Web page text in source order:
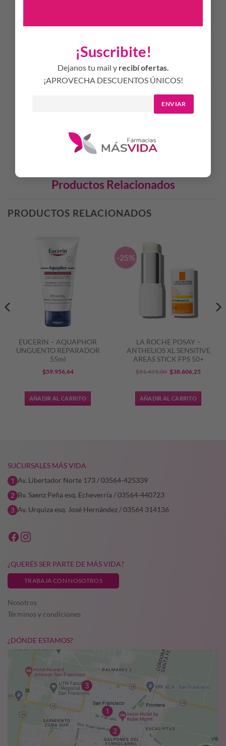
¡Suscribite!
Dejanos tu mail y recibí ofertas.
¡APROVECHA DESCUENTOS ÚNICOS!
ENVIAR
escamosa. Apto para uso diario, sin fragancias, y no grasa.
Seca, muy seca, rugosa con imperfecciones,
pieles hiperqueratóticas
Aplicar generosamente con la frecuencia que
necesite, sobre la piel del cuerpo limpia y seca, realizando un
Productos Relacionados
PRODUCTOS RELACIONADOS
EUCERIN – AQUAPHOR
UNGUENTO REPARADOR
55ml
$59.956,64
AÑADIR AL CARRITO
-25%
LA ROCHE POSAY –
ANTHELIOS XL SENSITIVE
AREAS STICK FPS 50+
$51.475,00 El
original
era:
$38.606,25
es:
AÑADIR AL CARRITO
SUCURSALES MÁS VIDA
Av. Libertador Norte 173 / 03564-425339
Bv. Saenz Peña esq. Echeverría / 03564-440723
Av. Urquiza esq. José Hernández / 03564 314136
¿QUERÉS SER PARTE DE MÁS VIDA?
TRABAJA CON NOSOTROS
Nosotros
Términos y condiciones
¿DÓNDE ESTAMOS?